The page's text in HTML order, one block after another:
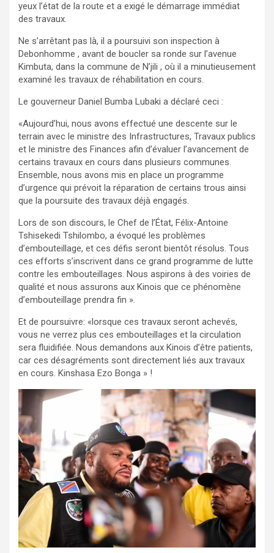
yeux l’état de la route et a exigé le démarrage immédiat
des travaux.
Ne s’arrêtant pas là, il a poursuivi son inspection à
Debonhomme , avant de boucler sa ronde sur l’avenue
Kimbuta, dans la commune de N’jili , où il a minutieusement
examiné les travaux de réhabilitation en cours.
Le gouverneur Daniel Bumba Lubaki a déclaré ceci :
«Aujourd’hui, nous avons effectué une descente sur le
terrain avec le ministre des Infrastructures, Travaux publics
et le ministre des Finances afin d’évaluer l’avancement de
certains travaux en cours dans plusieurs communes.
Ensemble, nous avons mis en place un programme
d’urgence qui prévoit la réparation de certains trous ainsi
que la poursuite des travaux déjà engagés.
Lors de son discours, le Chef de l’État, Félix-Antoine
Tshisekedi Tshilombo, a évoqué les problèmes
d’embouteillage, et ces défis seront bientôt résolus. Tous
ces efforts s’inscrivent dans ce grand programme de lutte
contre les embouteillages. Nous aspirons à des voiries de
qualité et nous assurons aux Kinois que ce phénomène
d’embouteillage prendra fin ».
Et de poursuivre: «lorsque ces travaux seront achevés,
vous ne verrez plus ces embouteillages et la circulation
sera fluidifiée. Nous demandons aux Kinois d’être patients,
car ces désagréments sont directement liés aux travaux
en cours. Kinshasa Ezo Bonga » !